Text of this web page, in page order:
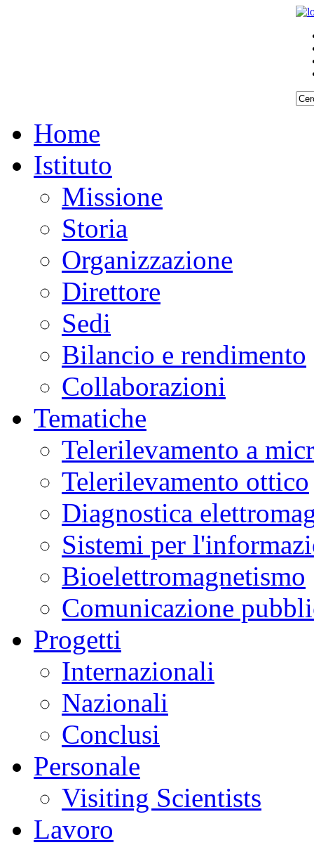
Home
Istituto
Missione
Storia
Organizzazione
Direttore
Sedi
Bilancio e rendimento
Collaborazioni
Tematiche
Telerilevamento a
Telerilevamento ottico
Diagnostica
Sistemi per
Bioelettromagnetismo
Comunicazione
Progetti
Internazionali
Nazionali
Conclusi
Personale
Visiting Scientists
Lavoro